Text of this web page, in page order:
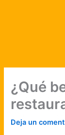
¿Qué
Deja un